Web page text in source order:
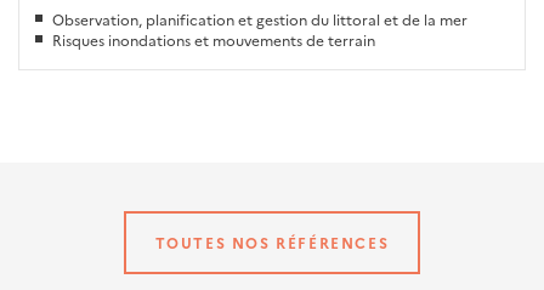
Observation, planification et gestion du littoral et de la mer
Risques inondations et mouvements de terrain
TOUTES NOS RÉFÉRENCES